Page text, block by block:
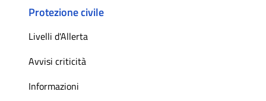
Protezione civile
Livelli d'Allerta
Avvisi criticità
Informazioni